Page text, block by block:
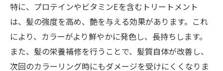
特に、プロテインやビタミンEを含むトリートメント
は、髪の強度を高め、艶を与える効果があります。これ
により、カラーがより鮮やかに発色し、長持ちします。
また、髪の栄養補修を行うことで、髪質自体が改善し、
次回のカラーリング時にもダメージを受けにくくなりま